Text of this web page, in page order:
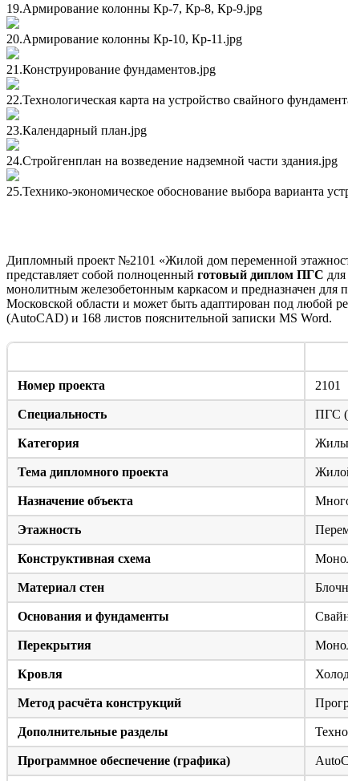
19.Армирование колонны Кр-7, Кр-8, Кр-9.jpg
20.Армирование колонны Кр-10, Кр-11.jpg
21.Конструирование фундаментов.jpg
22.Технологическая карта на устройство свайного
23.Календарный план.jpg
24.Стройгенплан на возведение надземной части здания.jpg
25.Технико-экономическое обоснование выбора варианта
Дипломный проект №2101 «Жилой дом переменной
представляет собой полноценный готовый диплом ПГС
монолитным железобетонным каркасом и предназначен для
Московской области и может быть адаптирован под любой
(AutoCAD) и 168 листов пояснительной записки MS Word.
Номер проекта 2101
Специальность ПГС
Категория
Тема дипломного проекта
Назначение объекта
Этажность
Конструктивная схема
Материал стен
Основания и фундаменты
Перекрытия
Кровля
Метод расчёта конструкций
Дополнительные разделы
Программное обеспечение (графика)